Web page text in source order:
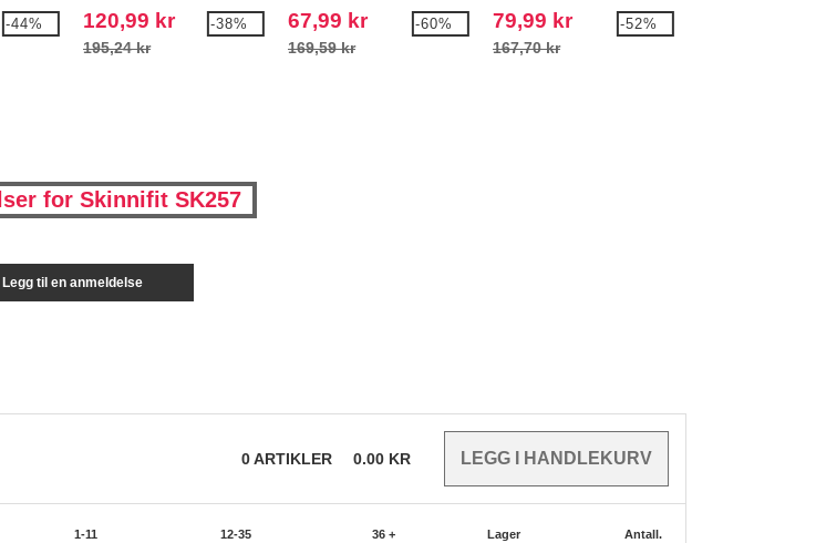
-44%
Stretch T-Shirt
120,99 kr
195,24 kr
-38% 67,99 kr
169,59 kr
-60% 79,99 kr
167,70 kr
-52%
for Skinnifit SK257
Legg til en anmeldelse
0ARTIKLER 0.00 KR
1-11 12-35 36 + Lager Antall.